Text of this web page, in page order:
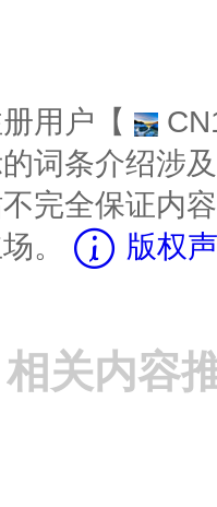
用户【
词条介绍涉
完全保证内
。
版权
相关内容